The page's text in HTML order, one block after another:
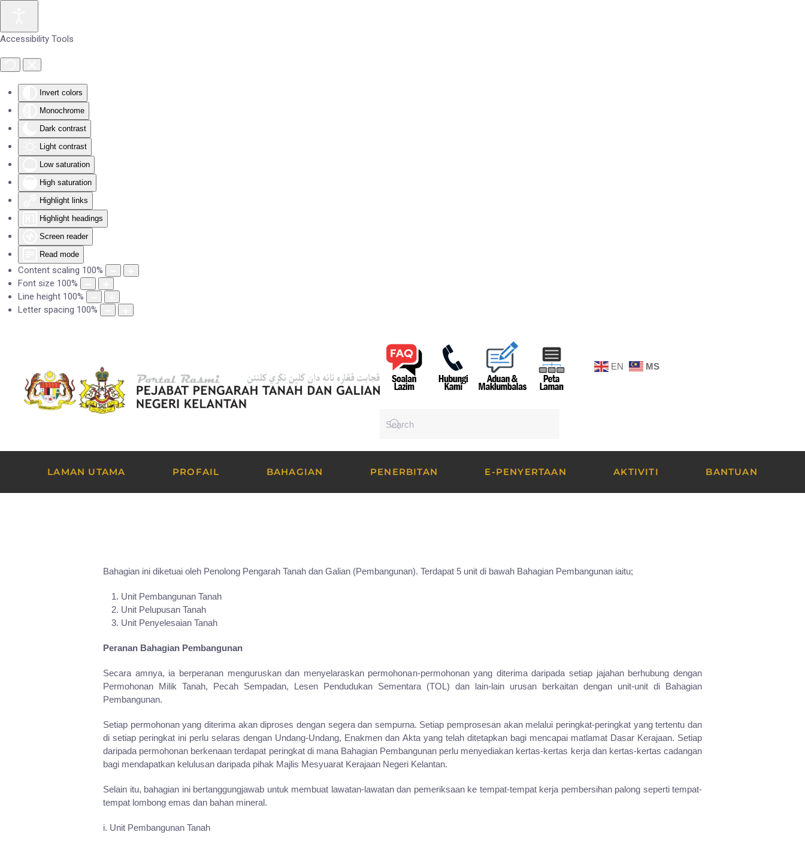
Accessibility Tools
Invert colors
Monochrome
Dark contrast
Light contrast
Low saturation
High saturation
Highlight links
Highlight headings
Screen reader
Read mode
Content scaling 100%
Font size 100%
Line height 100%
Letter spacing 100%
Skip to main content
EN MS
LAMAN UTAMA PROFAIL BAHAGIAN PENERBITAN E-PENYERTAAN AKTIVITI BANTUAN
Bahagian ini diketuai oleh Penolong Pengarah Tanah dan Galian (Pembangunan). Terdapat 5 unit di bawah Bahagian Pembangunan iaitu;
Unit Pembangunan Tanah
Unit Pelupusan Tanah
Unit Penyelesaian Tanah
Peranan Bahagian Pembangunan
Secara amnya, ia berperanan menguruskan dan menyelaraskan permohonan-permohonan yang diterima daripada setiap jajahan berhubung dengan
Permohonan Milik Tanah, Pecah Sempadan, Lesen Pendudukan Sementara (TOL) dan lain-lain urusan berkaitan dengan unit-unit di Bahagian
Pembangunan.
Setiap permohonan yang diterima akan diproses dengan segera dan sempurna. Setiap pemprosesan akan melalui peringkat-peringkat yang tertentu dan
di setiap peringkat ini perlu selaras dengan Undang-Undang, Enakmen dan Akta yang telah ditetapkan bagi mencapai matlamat Dasar Kerajaan. Setiap
daripada permohonan berkenaan terdapat peringkat di mana Bahagian Pembangunan perlu menyediakan kertas-kertas kerja dan kertas-kertas cadangan
bagi mendapatkan kelulusan daripada pihak Majlis Mesyuarat Kerajaan Negeri Kelantan.
Selain itu, bahagian ini bertanggungjawab untuk membuat lawatan-lawatan dan pemeriksaan ke tempat-tempat kerja pembersihan palong seperti tempat-
tempat lombong emas dan bahan mineral.
i. Unit Pembangunan Tanah